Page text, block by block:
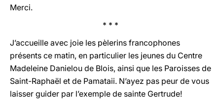
Merci.
* * *
J’accueille avec joie les pèlerins francophones
présents ce matin, en particulier les jeunes du Centre
Madeleine Danielou de Blois, ainsi que les Paroisses de
Saint-Raphaël et de Pamataii. N’ayez pas peur de vous
laisser guider par l’exemple de sainte Gertrude!